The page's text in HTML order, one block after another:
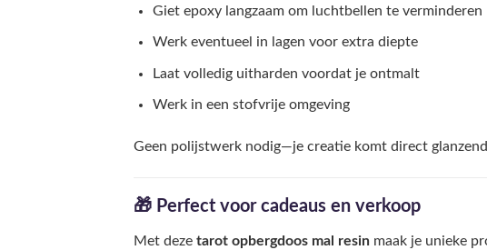
Giet epoxy langzaam om luchtbellen te verminderen
Werk eventueel in lagen voor extra diepte
Laat volledig uitharden voordat je ontmalt
Werk in een stofvrije omgeving
Geen polijstwerk nodig—je creatie komt direct
🎁 Perfect voor cadeaus en verkoop
Met deze tarot opbergdoos mal resin maak je unieke